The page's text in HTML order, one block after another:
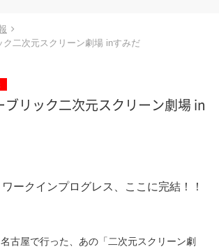
ク二次元スクリーン劇場 inすみだ
ブリック二次元スクリーン劇場 in
ークインプログレス、ここに完結！！
古屋で行った、あの「二次元スクリーン劇